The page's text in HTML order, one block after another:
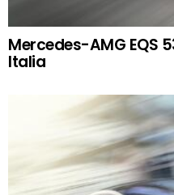
Mercedes-AMG EQS
Italia